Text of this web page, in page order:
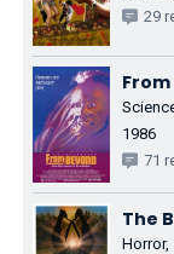
29
1986
71
The
Horror,